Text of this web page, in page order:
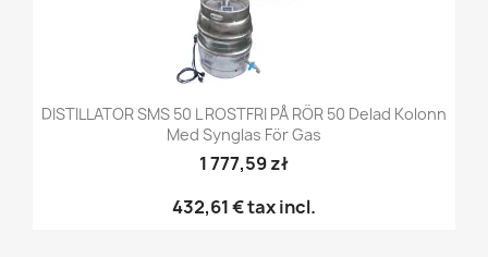
DISTILLATOR SMS 50 L ROSTFRI PÅ RÖR 50 Delad Kolonn
Med Synglas För Gas
1 777,59 zł
432,61 €tax incl.